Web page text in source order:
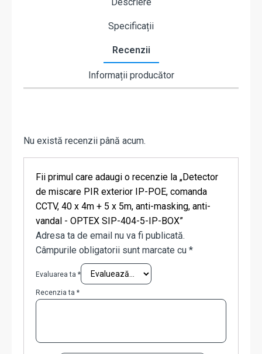
Specificații
Recenzii
Informații producător
Nu există recenzii până acum.
Fii primul care adaugi o recenzie la „Detector
de miscare PIR exterior IP-POE, comanda
CCTV, 40 x 4m + 5 x 5m, anti-masking, anti-
vandal - OPTEX SIP-404-5-IP-BOX”
Adresa ta de email nu va fi publicată.
Câmpurile obligatorii sunt marcate cu *
Evaluarea ta *
Recenzia ta *